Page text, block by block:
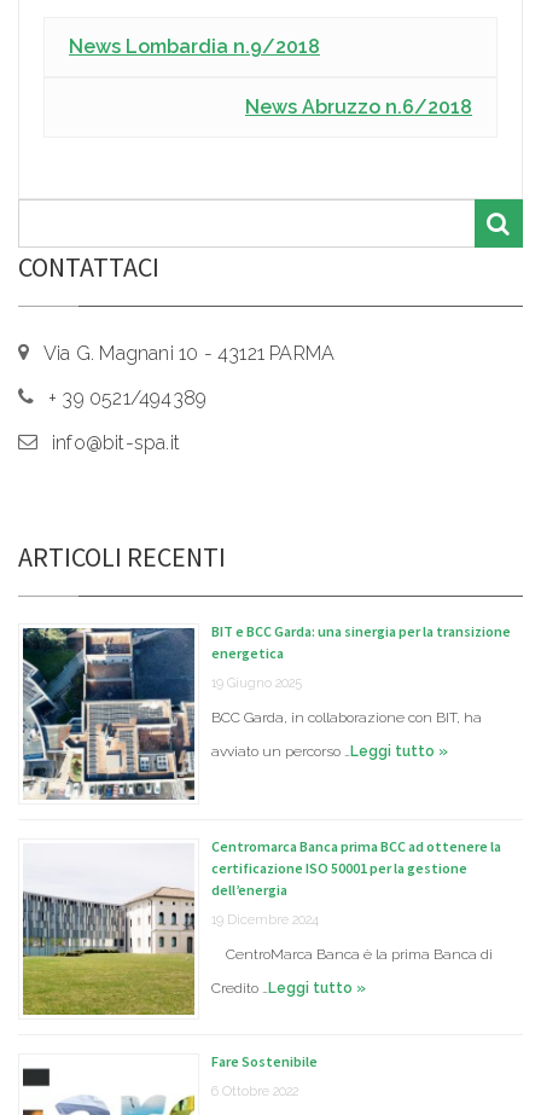
News Lombardia n.9/2018
News Abruzzo n.6/2018
CONTATTACI
Via G. Magnani 10 - 43121 PARMA
+ 39 0521/494389
info@bit-spa.it
ARTICOLI RECENTI
BIT e BCC Garda: una sinergia per la transizione
energetica
19 Giugno 2025
BCC Garda, in collaborazione con BIT, ha
avviato un percorso …Leggi tutto »
Centromarca Banca prima BCC ad ottenere la
certificazione ISO 50001 per la gestione
dell’energia
19 Dicembre 2024
CentroMarca Banca è la prima Banca di
Credito …Leggi tutto »
Fare Sostenibile
6 Ottobre 2022